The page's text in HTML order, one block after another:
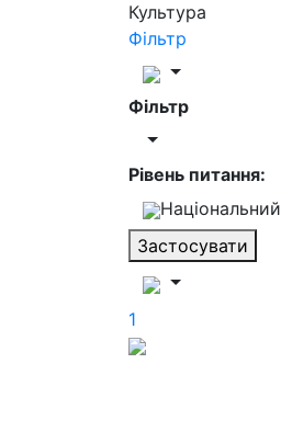
Культура
Фільтр
Фільтр
Рівень питання:
Національний
Застосувати
1